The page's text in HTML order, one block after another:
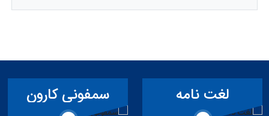
لغت نامه سمفونی کارون